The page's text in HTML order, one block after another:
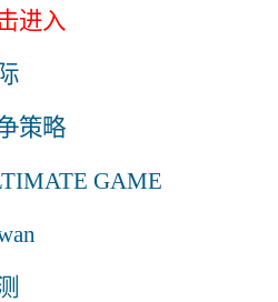
进入
策略
GAME